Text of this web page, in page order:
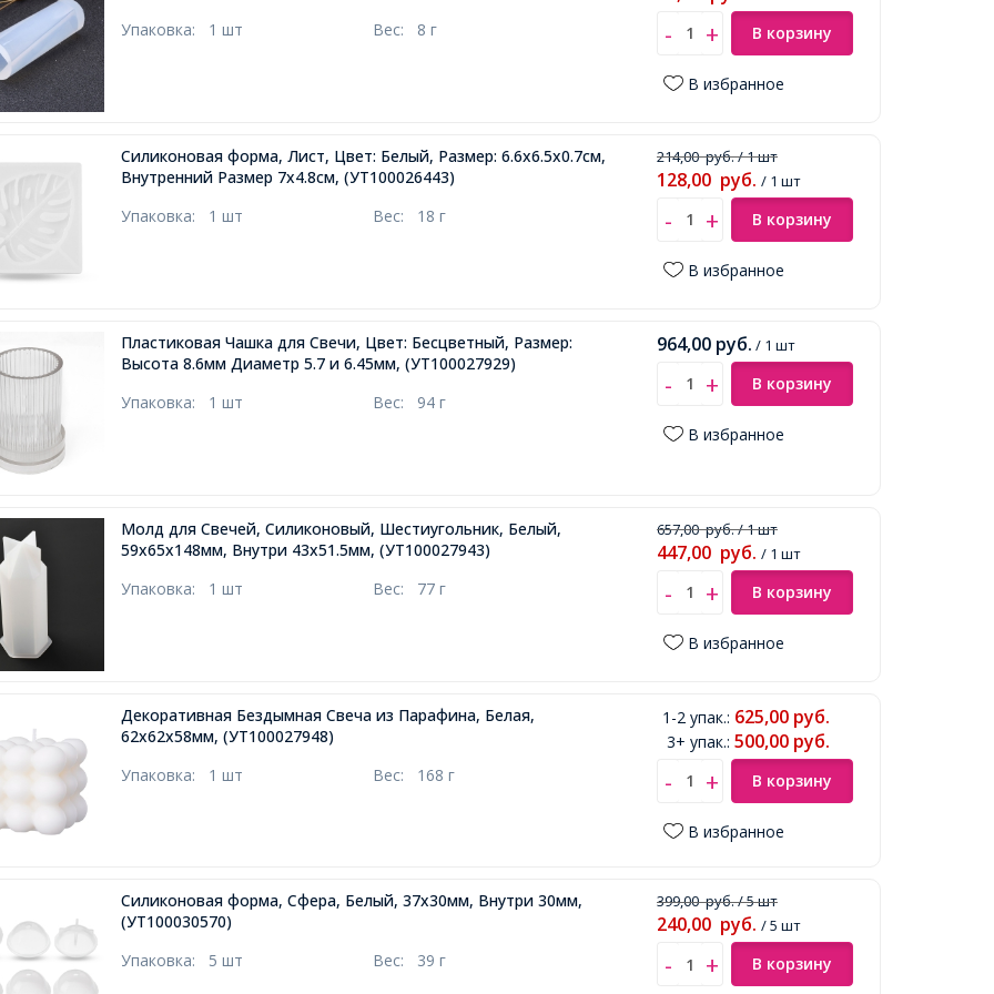
Упаковка: 1 шт Вес: 8 г В корзину
В избранное
Силиконовая форма, Лист, Цвет: Белый, Размер: 6.6х6.5х0.7см,
Внутренний Размер 7х4.8см, (УТ100026443)
Упаковка: 1 шт Вес: 18 г
214,00руб./ 1 шт
128,00 руб. / 1 шт
В корзину
В избранное
Пластиковая Чашка для Свечи, Цвет: Бесцветный, Размер:
Высота 8.6мм Диаметр 5.7 и 6.45мм, (УТ100027929)
Упаковка: 1 шт Вес: 94 г
964,00 руб. / 1 шт
В корзину
В избранное
Молд для Свечей, Силиконовый, Шестиугольник, Белый,
59х65х148мм, Внутри 43х51.5мм, (УТ100027943)
Упаковка: 1 шт Вес: 77 г
657,00руб./ 1 шт
447,00 руб. / 1 шт
В корзину
В избранное
Декоративная Бездымная Свеча из Парафина, Белая,
62х62х58мм, (УТ100027948)
Упаковка: 1 шт Вес: 168 г
1-2 упак.: 625,00 руб.
3+ упак.: 500,00 руб.
В корзину
В избранное
Силиконовая форма, Сфера, Белый, 37х30мм, Внутри 30мм,
(УТ100030570)
Упаковка: 5 шт Вес: 39 г
399,00руб./ 5 шт
240,00 руб. / 5 шт
В корзину